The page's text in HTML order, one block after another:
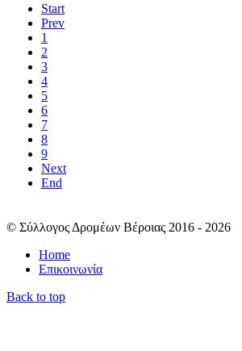
Start
Prev
1
2
3
4
5
6
7
8
9
Next
End
© Σύλλογος Δρομέων Βέροιας 2016 - 2026
Home
Επικοινωνία
Back to top